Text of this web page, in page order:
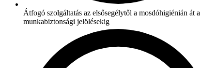
Átfogó szolgáltatás az elsősegélytől a mosdóhigiénián át a
munkabiztonsági jelölésekig